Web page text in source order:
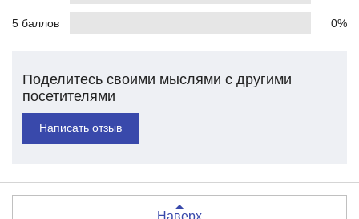
5 баллов 0%
Поделитесь своими мыслями с другими
посетителями
Написать отзыв
Наверх